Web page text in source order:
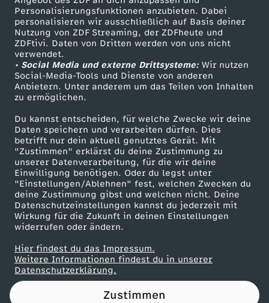
Personalisierungsfunktionen anzubieten. Dabei
personalisieren wir ausschließlich auf Basis deiner
Nutzung von ZDF Streaming, der ZDFheute und
ZDFtivi. Daten von Dritten werden von uns nicht
verwendet.
• Social Media und externe Drittsysteme:Wir nutzen
Social-Media-Tools und Dienste von anderen
Anbietern. Unter anderem um das Teilen von Inhalten
zu ermöglichen.
Du kannst entscheiden, für welche Zwecke wir deine
Daten speichern und verarbeiten dürfen. Dies
betrifft nur dein aktuell genutztes Gerät. Mit
"Zustimmen" erklärst du deine Zustimmung zu
unserer Datenverarbeitung, für die wir deine
Einwilligung benötigen. Oder du legst unter
"Einstellungen/Ablehnen" fest, welchen Zwecken du
deine Zustimmung gibst und welchen nicht. Deine
Datenschutzeinstellungen kannst du jederzeit mit
Wirkung für die Zukunft in deinen Einstellungen
widerrufen oder ändern.
Hier findest du das Impressum.
Weitere Informationen findest du in unserer
Datenschutzerklärung.
Zustimmen
O
L
Y
P
S
Y
C
H
O
L
TV-Programm
ZDF Unternehmen
Karriere
ZDF goes Schule
Werbefernsehen
Mainzelmännchen
Partner